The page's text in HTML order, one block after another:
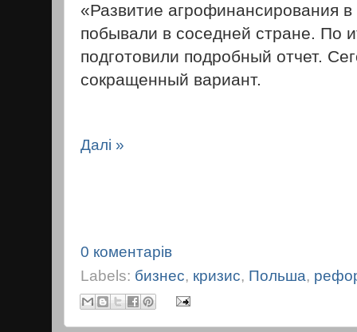
«Развитие агрофинансирования
побывали в соседней стране. По
подготовили подробный отчет.
сокращенный вариант.
Далі »
0 коментарів
Labels: бизнес, кризис, Польша,